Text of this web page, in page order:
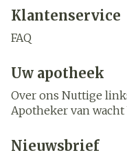
Klantenservice
FAQ
Uw apotheek
Over ons Nuttige
Apotheker van wacht
Nieuwsbrief